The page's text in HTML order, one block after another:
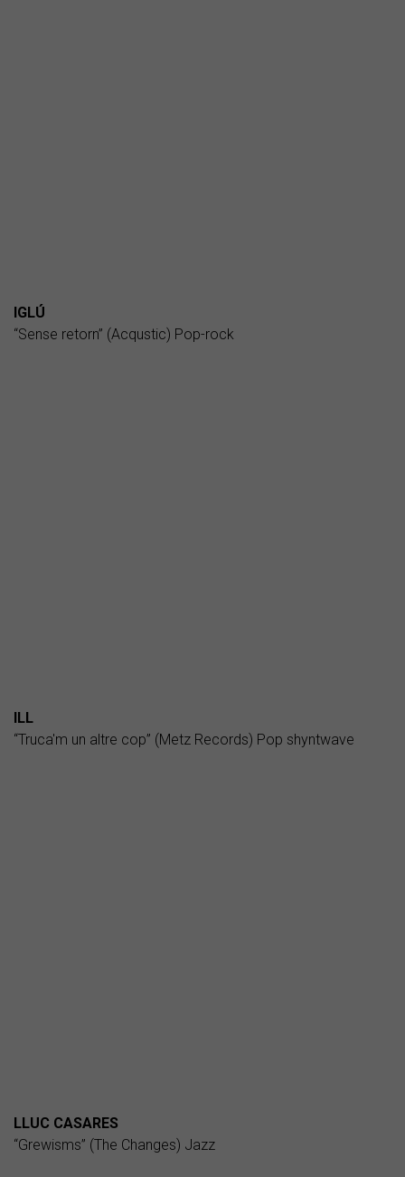
IGLÚ
“Sense retorn” (Acqustic) Pop-rock
ILL
“Truca'm un altre cop” (Metz Records) Pop shyntwave
LLUC CASARES
“Grewisms” (The Changes) Jazz